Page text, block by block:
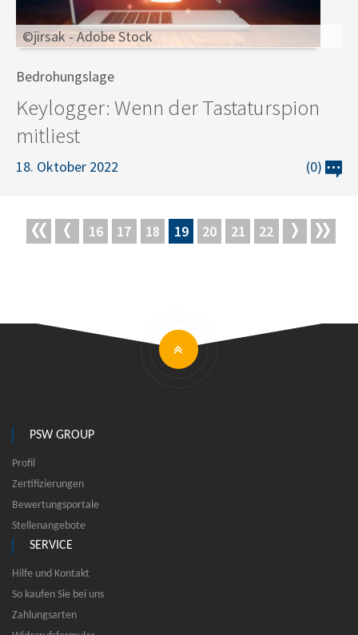
©jirsak - Adobe Stock
Bedrohungslage
Keylogger: Wenn der Tastaturspion
mitliest
18. Oktober 2022 (0)
16 17 18 19 20 21 22